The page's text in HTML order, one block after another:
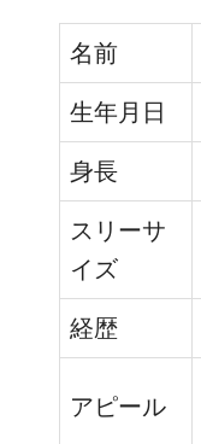
名前
生年月日
身長
スリーサ
イズ
経歴
アピール